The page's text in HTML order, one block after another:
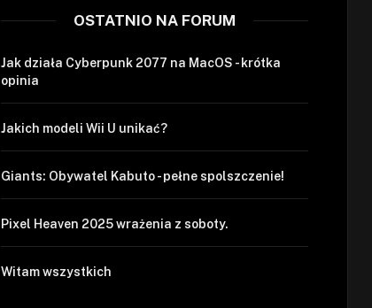
OSTATNIO NA FORUM
Jak działa Cyberpunk 2077 na MacOS - krótka
opinia
Jakich modeli Wii U unikać?
Giants: Obywatel Kabuto - pełne spolszczenie!
Pixel Heaven 2025 wrażenia z soboty.
Witam wszystkich